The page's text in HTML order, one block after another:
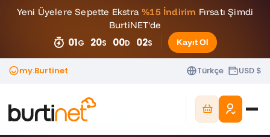
Yeni Üyelere Sepette Ekstra%15 İndirim Fırsatı Şimdi
BurtiNET'de
01G 20S 00D 01S Kayıt Ol
my.Burtinet Türkçe USD $